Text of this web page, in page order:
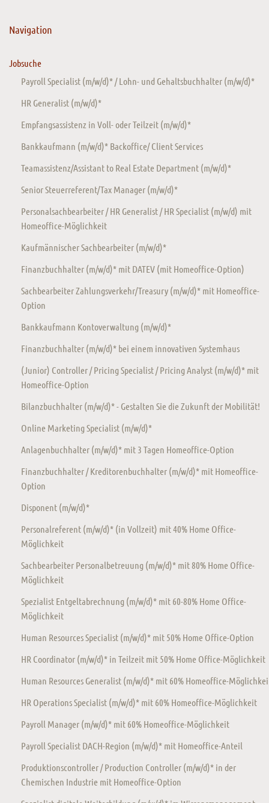
Navigation
Jobsuche
Payroll Specialist (m/w/d)* / Lohn- und Gehaltsbuchhalter (m/w/d)*
HR Generalist (m/w/d)*
Empfangsassistenz in Voll- oder Teilzeit (m/w/d)*
Bankkaufmann (m/w/d)* Backoffice/ Client Services
Teamassistenz/Assistant to Real Estate Department (m/w/d)*
Senior Steuerreferent/Tax Manager (m/w/d)*
Personalsachbearbeiter / HR Generalist / HR Specialist (m/w/d) mit
Homeoffice-Möglichkeit
Kaufmännischer Sachbearbeiter (m/w/d)*
Finanzbuchhalter (m/w/d)* mit DATEV (mit Homeoffice-Option)
Sachbearbeiter Zahlungsverkehr/Treasury (m/w/d)* mit Homeoffice-
Option
Bankkaufmann Kontoverwaltung (m/w/d)*
Finanzbuchhalter (m/w/d)* bei einem innovativen Systemhaus
(Junior) Controller / Pricing Specialist / Pricing Analyst (m/w/d)* mit
Homeoffice-Option
Bilanzbuchhalter (m/w/d)* - Gestalten Sie die Zukunft der Mobilität!
Online Marketing Specialist (m/w/d)*
Anlagenbuchhalter (m/w/d)* mit 3 Tagen Homeoffice-Option
Finanzbuchhalter / Kreditorenbuchhalter (m/w/d)* mit Homeoffice-
Option
Disponent (m/w/d)*
Personalreferent (m/w/d)* (in Vollzeit) mit 40% Home Office-
Möglichkeit
Sachbearbeiter Personalbetreuung (m/w/d)* mit 80% Home Office-
Möglichkeit
Spezialist Entgeltabrechnung (m/w/d)* mit 60-80% Home Office-
Möglichkeit
Human Resources Specialist (m/w/d)* mit 50% Home Office-Option
HR Coordinator (m/w/d)* in Teilzeit mit 50% Home Office-Möglichkeit
Human Resources Generalist (m/w/d)* mit 60% Homeoffice-
HR Operations Specialist (m/w/d)* mit 60% Homeoffice-Möglichkeit
Payroll Manager (m/w/d)* mit 60% Homeoffice-Möglichkeit
Payroll Specialist DACH-Region (m/w/d)* mit Homeoffice-Anteil
Produktionscontroller / Production Controller (m/w/d)* in der
Chemischen Industrie mit Homeoffice-Option